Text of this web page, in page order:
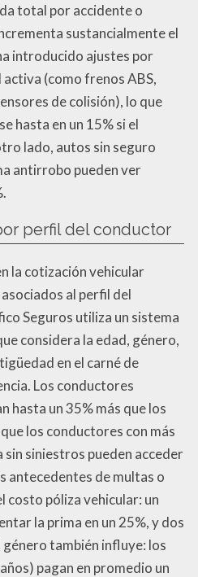
total por accidente o
sustancialmente el
introducido ajustes por
(como frenos ABS,
de colisión), lo que
hasta en un 15% si el
lado, autos sin seguro
antirrobo pueden ver
perfil del conductor
la cotización vehicular
al perfil del
Seguros utiliza un sistema
considera la edad, género,
en el carné de
Los conductores
hasta un 35% más que los
los conductores con más
sin siniestros pueden acceder
antecedentes de multas o
costo póliza vehicular: un
la prima en un 25%, y dos
género también influye: los
pagan en promedio un